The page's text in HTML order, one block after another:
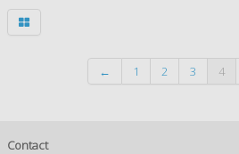
← 1 2 3 4
Contact